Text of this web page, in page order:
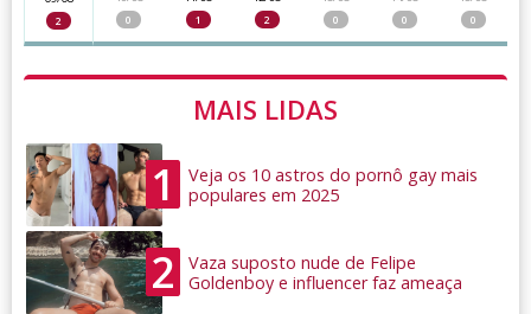
2 0 1 2 0 0 0
MAIS LIDAS
1
Veja os 10 astros do pornô gay mais
populares em 2025
2
Vaza suposto nude de Felipe
Goldenboy e influencer faz ameaça